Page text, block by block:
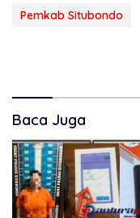
Pemkab Situbondo
Baca Juga